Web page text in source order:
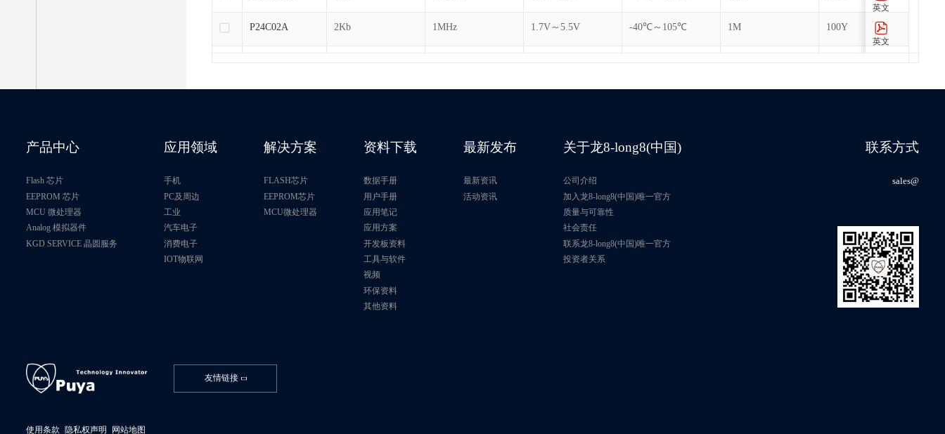
2Kb 1MHz 1.7V～5.5V -40℃～105℃ 1M 100Y
1.7V～5.5V -40℃～85℃
1.65V～3.6V 100Y
1.7V～5.5V 200Y
100Y
P24C02A
P24C128D
P24C256
英文
英文
英文
英文
英文
产品中心
Flash 芯片
EEPROM 芯片
MCU 微处理器
Analog 模拟器件
KGD SERVICE 晶圆服务
应用领域
手机
PC及周边
工业
汽车电子
消费电子
IOT物联网
解决方案
FLASH芯片
EEPROM芯片
MCU微处理器
资料下载
数据手册
用户手册
应用笔记
应用方案
开发板资料
工具与软件
视频
环保资料
其他资料
最新发布
最新资讯
活动资讯
关于龙8-long8(中国)
公司介绍
加入龙8-long8(中国)唯一官方
质量与可靠性
社会责任
联系龙8-long8(中国)唯一官方
投资者关系
联系方式
sales@
友情链接
使用条款 隐私权声明 网站地图